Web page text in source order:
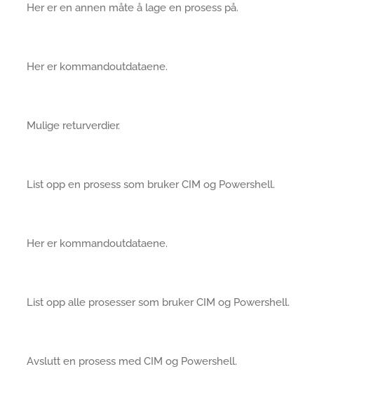
Her er en annen måte å lage en prosess på.
Her er kommandoutdataene.
Mulige returverdier.
List opp en prosess som bruker CIM og Powershell.
Her er kommandoutdataene.
List opp alle prosesser som bruker CIM og Powershell.
Avslutt en prosess med CIM og Powershell.